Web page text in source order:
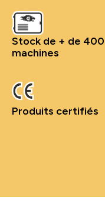
Stock de + de 400
machines
Produits certifiés